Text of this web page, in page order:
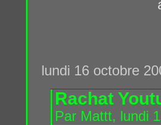
lundi 16 octobre
Rachat
Par Mattt, lundi